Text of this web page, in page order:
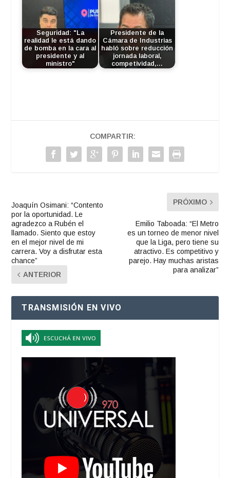
Seguridad: "La
realidad le está dando
de bomba en la cara al
presidente y al
ministro"
Presidente de la
Cámara de Industrias
habló sobre reducción
jornada laboral,
competividad,…
COMPARTIR:
Joaquín Osimani: “Contento
por la oportunidad. Le
agradezco a Rubén el
llamado. Siento que estoy
en el mejor nivel de mi
carrera. Voy a disfrutar esta
chance”
ANTERIOR
PRÓXIMO
Emilio Taboada: “El Metro
es un torneo de menor nivel
que la Liga, pero tiene su
atractivo. Es competitivo y
parejo. Hay muchas aristas
para analizar”
TRANSMISIÓN EN VIVO